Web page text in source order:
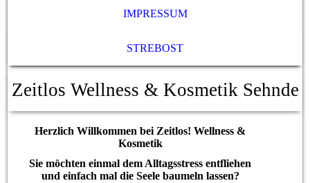
IMPRESSUM
STREBOST
Zeitlos Wellness & Kosmetik Sehnde
Herzlich Willkommen bei Zeitlos! Wellness &
Kosmetik
Sie möchten einmal dem Alltagsstress entfliehen
und einfach mal die Seele baumeln lassen?